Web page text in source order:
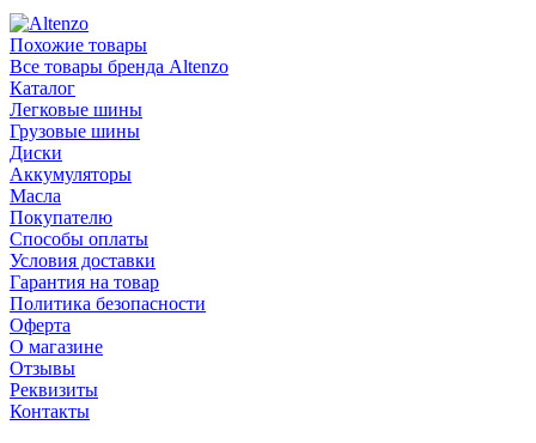
Похожие товары
Все товары бренда Altenzo
Каталог
Легковые шины
Грузовые шины
Диски
Аккумуляторы
Масла
Покупателю
Способы оплаты
Условия доставки
Гарантия на товар
Политика безопасности
Оферта
О магазине
Отзывы
Реквизиты
Контакты